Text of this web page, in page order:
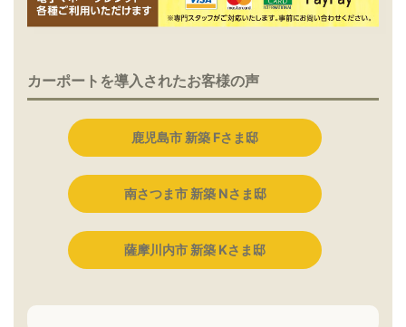
カーポートを導入されたお客様の声
鹿児島市 新築 Fさま邸
南さつま市 新築 Nさま邸
薩摩川内市 新築 Kさま邸